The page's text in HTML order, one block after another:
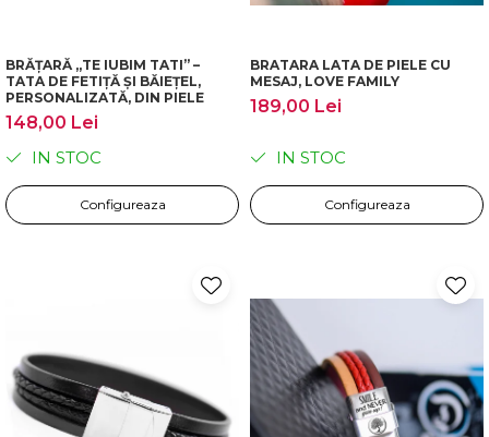
BRĂȚARĂ „TE IUBIM TATI” –
TATA DE FETIȚĂ ȘI BĂIEȚEL,
PERSONALIZATĂ, DIN PIELE
148,00 Lei
IN STOC
Configureaza
BRATARA LATA DE PIELE CU
MESAJ, LOVE FAMILY
189,00 Lei
IN STOC
Configureaza